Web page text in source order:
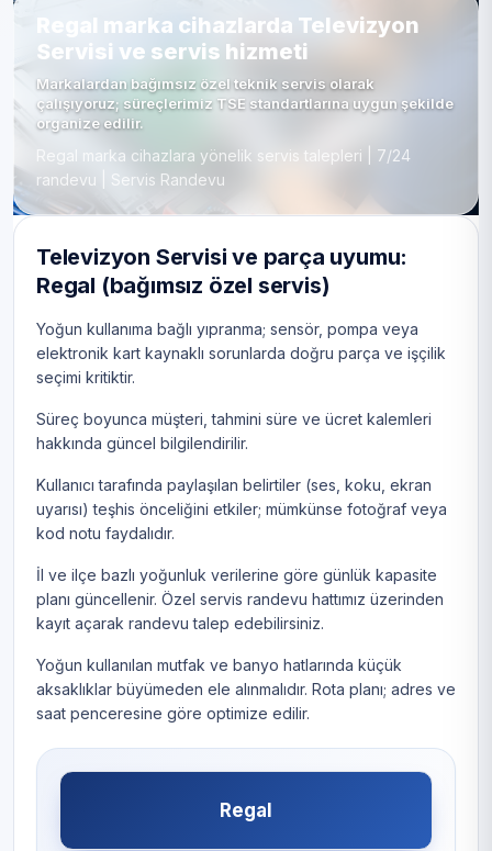
Regal marka cihazlarda Televizyon
Servisi ve servis hizmeti
Markalardan bağımsız özel teknik servis olarak
çalışıyoruz; süreçlerimiz TSE standartlarına uygun şekilde
organize edilir.
Regal marka cihazlara yönelik servis talepleri | 7/24
randevu | Servis Randevu
Televizyon Servisi ve parça uyumu:
Regal (bağımsız özel servis)
Yoğun kullanıma bağlı yıpranma; sensör, pompa veya
elektronik kart kaynaklı sorunlarda doğru parça ve işçilik
seçimi kritiktir.
Süreç boyunca müşteri, tahmini süre ve ücret kalemleri
hakkında güncel bilgilendirilir.
Kullanıcı tarafında paylaşılan belirtiler (ses, koku, ekran
uyarısı) teşhis önceliğini etkiler; mümkünse fotoğraf veya
kod notu faydalıdır.
İl ve ilçe bazlı yoğunluk verilerine göre günlük kapasite
planı güncellenir. Özel servis randevu hattımız üzerinden
kayıt açarak randevu talep edebilirsiniz.
Yoğun kullanılan mutfak ve banyo hatlarında küçük
aksaklıklar büyümeden ele alınmalıdır. Rota planı; adres ve
saat penceresine göre optimize edilir.
Regal